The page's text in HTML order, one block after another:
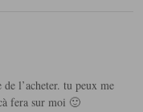
l’acheter. tu peux me
fera sur moi 🙂